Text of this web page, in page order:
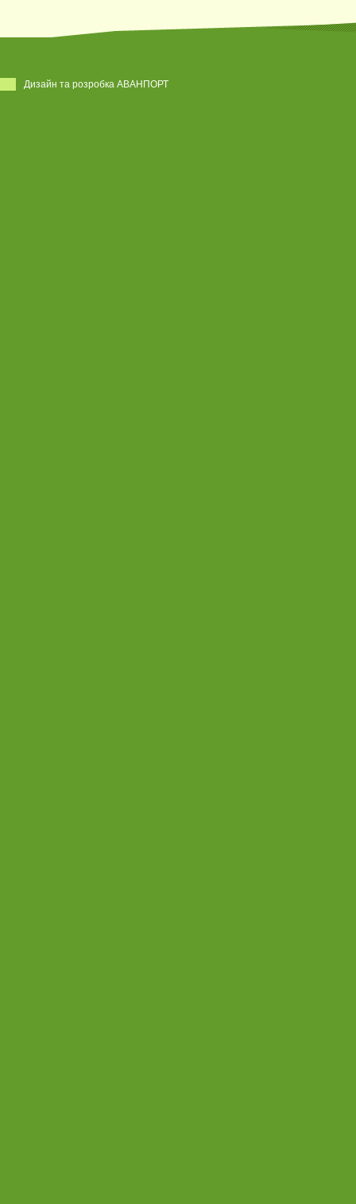
Дизайн та розробка АВАНПОРТ